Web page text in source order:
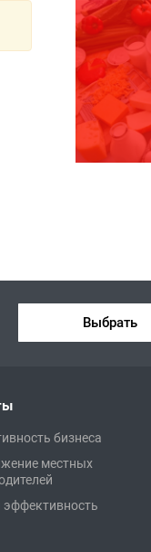
Выбрать
бизнеса
местных
эффективность